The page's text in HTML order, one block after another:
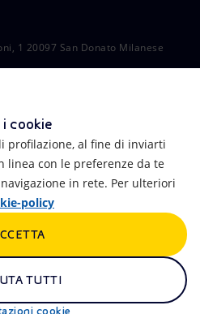
1 20097 San Donato Milanese
Roma
Calendario
Intelligenza artificiale
Truffe e Phishing
Alluvioni
cookie
profilazione, al fine di inviarti
con le preferenze da te
in rete. Per ulteriori
policy
cookie
TUTTI